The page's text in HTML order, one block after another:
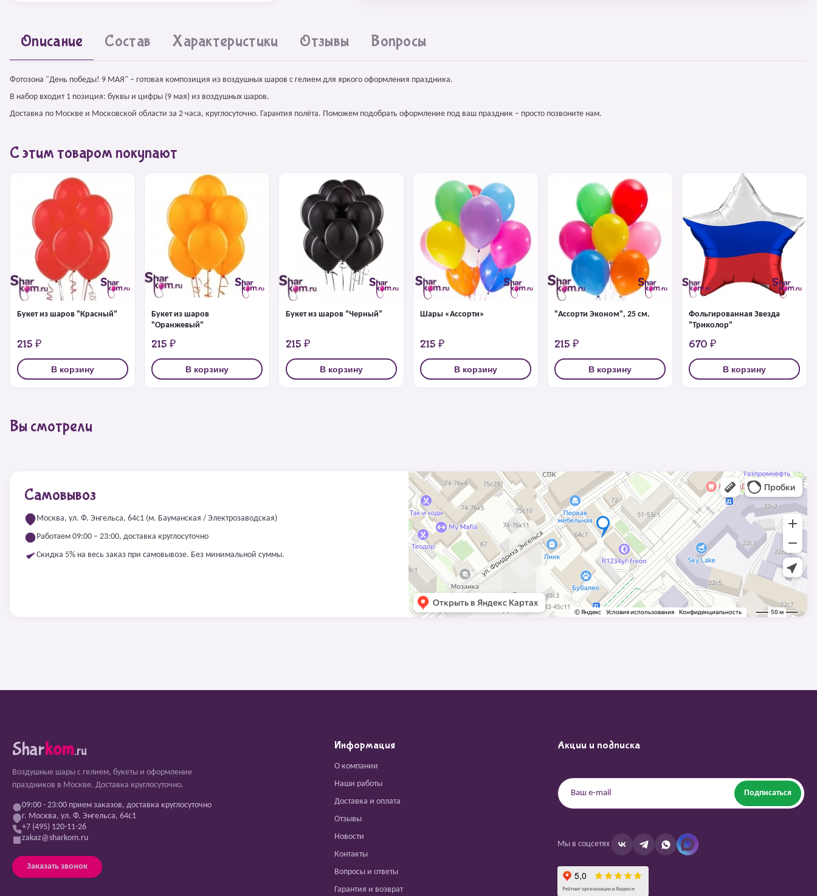
Описание Состав Характеристики Отзывы Вопросы
Фотозона "День победы! 9 МАЯ" – готовая композиция из воздушных шаров с гелием для яркого оформления праздника.
В набор входит 1 позиция: буквы и цифры (9 мая) из воздушных шаров.
Доставка по Москве и Московской области за 2 часа, круглосуточно. Гарантия полёта. Поможем подобрать оформление под ваш праздник – просто позвоните нам.
С этим товаром покупают
Букет из шаров "Красный"
215 ₽
В корзину
Букет из шаров
"Оранжевый"
215 ₽
В корзину
Букет из шаров “Черный”
215 ₽
В корзину
Шары «Ассорти»
215 ₽
В корзину
"Ассорти Эконом", 25 см.
215 ₽
В корзину
Фольгированная Звезда
"Триколор"
670 ₽
В корзину
Вы смотрели
Самовывоз
Москва, ул. Ф. Энгельса, 64с1 (м. Бауманская / Электрозаводская)
Работаем 09:00 – 23:00, доставка круглосуточно
Скидка 5% на весь заказ при самовывозе. Без минимальной суммы.
Sharkom.ru
Воздушные шары с гелием, букеты и оформление
праздников в Москве. Доставка круглосуточно.
09:00 - 23:00 прием заказов, доставка круглосуточно
г. Москва, ул. Ф. Энгельса, 64с1
+7 (495) 120-11-26
zakaz@sharkom.ru
Заказать звонок
Информация
О компании
Наши работы
Доставка и оплата
Отзывы
Новости
Контакты
Вопросы и ответы
Гарантия и возврат
Акции и подписка
Подписаться
Мы в соцсетях